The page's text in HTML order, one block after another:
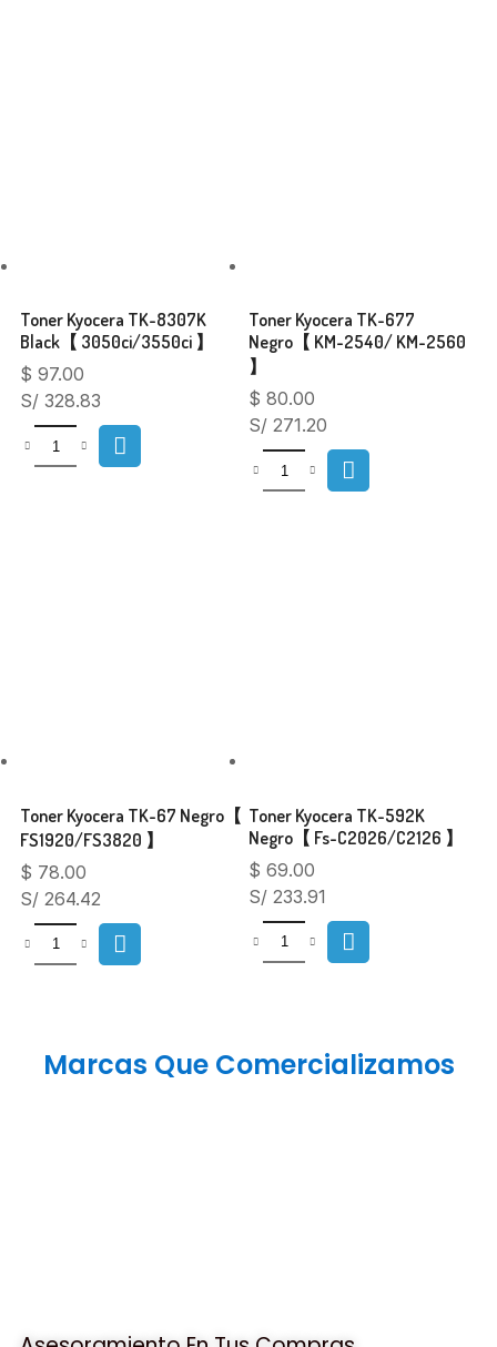
Toner Kyocera TK-8307K
Black【 3050ci/3550ci 】
$ 97.00
S/ 328.83
Toner Kyocera TK-677
Negro【 KM-2540/ KM-2560
】
$ 80.00
S/ 271.20
Toner Kyocera TK-67 Negro【
FS1920/FS3820 】
$ 78.00
S/ 264.42
Toner Kyocera TK-592K
Negro【 Fs-C2026/C2126 】
$ 69.00
S/ 233.91
Marcas Que Comercializamos